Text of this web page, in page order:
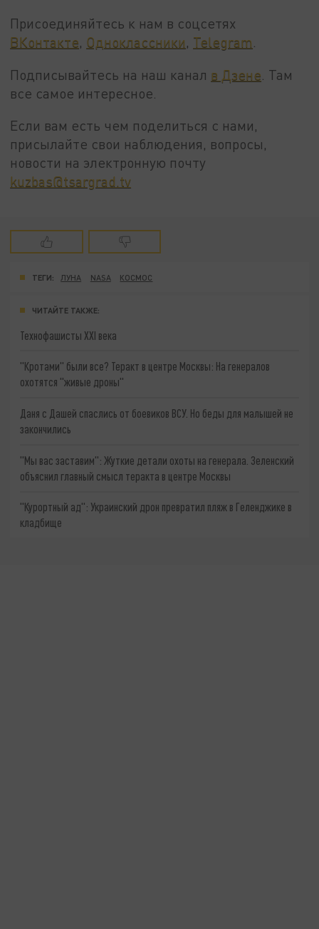
Присоединяйтесь к нам в соцсетях
ВКонтакте, Одноклассники, Telegram
Подписывайтесь на наш канал в Дзене . Там
все самое интересное.
Если вам есть чем поделиться с нами,
присылайте свои наблюдения, вопросы,
новости на электронную почту
kuzbas@tsargrad.tv
ТЕГИ: ЛУНА NASA КОСМОС
ЧИТАЙТЕ ТАКЖЕ:
Технофашисты XXI века
"Кротами" были все? Теракт в центре Москвы: На генералов
охотятся "живые дроны"
Даня с Дашей спаслись от боевиков ВСУ. Но беды для малышей не
закончились
"Мы вас заставим": Жуткие детали охоты на генерала. Зеленский
объяснил главный смысл теракта в центре Москвы
"Курортный ад": Украинский дрон превратил пляж в Геленджике в
кладбище